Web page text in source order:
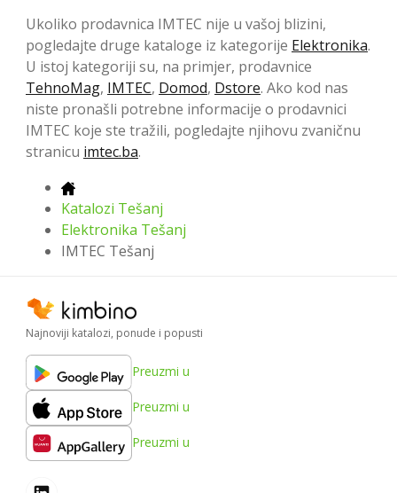
Ukoliko prodavnica IMTEC nije u vašoj blizini,
pogledajte druge kataloge iz kategorije Elektronika.
U istoj kategoriji su, na primjer, prodavnice
TehnoMag, IMTEC, Domod, Dstore. Ako kod nas
niste pronašli potrebne informacije o prodavnici
IMTEC koje ste tražili, pogledajte njihovu zvaničnu
stranicu imtec.ba.
Katalozi Tešanj
Elektronika Tešanj
IMTEC Tešanj
Najnoviji katalozi, ponude i popusti
Preuzmi u
Preuzmi u
Preuzmi u